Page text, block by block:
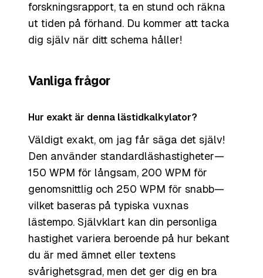
forskningsrapport, ta en stund och räkna
ut tiden på förhand. Du kommer att tacka
dig själv när ditt schema håller!
Vanliga frågor
Hur exakt är denna lästidkalkylator?
Väldigt exakt, om jag får säga det själv!
Den använder standardläshastigheter—
150 WPM för långsam, 200 WPM för
genomsnittlig och 250 WPM för snabb—
vilket baseras på typiska vuxnas
lästempo. Självklart kan din personliga
hastighet variera beroende på hur bekant
du är med ämnet eller textens
svårighetsgrad, men det ger dig en bra